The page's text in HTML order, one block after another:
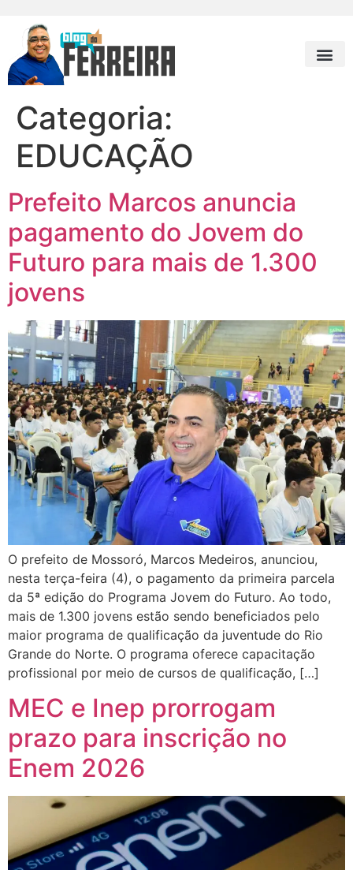
Categoria:
EDUCAÇÃO
Prefeito Marcos anuncia
pagamento do Jovem do
Futuro para mais de 1.300
jovens
O prefeito de Mossoró, Marcos Medeiros, anunciou,
nesta terça-feira (4), o pagamento da primeira parcela
da 5ª edição do Programa Jovem do Futuro. Ao todo,
mais de 1.300 jovens estão sendo beneficiados pelo
maior programa de qualificação da juventude do Rio
Grande do Norte. O programa oferece capacitação
profissional por meio de cursos de qualificação, […]
MEC e Inep prorrogam
prazo para inscrição no
Enem 2026